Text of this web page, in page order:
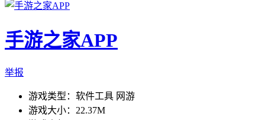
手游之家APP
举报
游戏类型：软件工具 网游
游戏大小：22.37M